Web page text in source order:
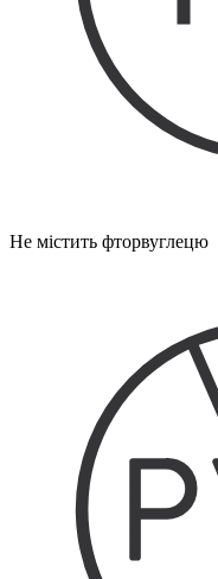
Не містить фторвуглецю